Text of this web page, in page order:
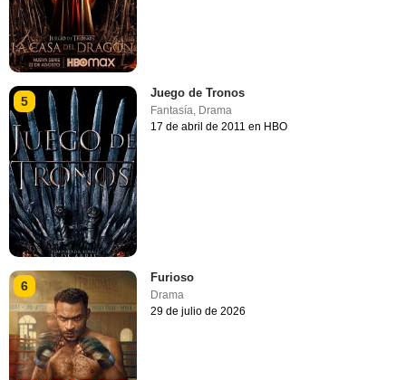
5
Juego de Tronos
Fantasía, Drama
17 de abril de 2011 en HBO
6
Furioso
Drama
29 de julio de 2026